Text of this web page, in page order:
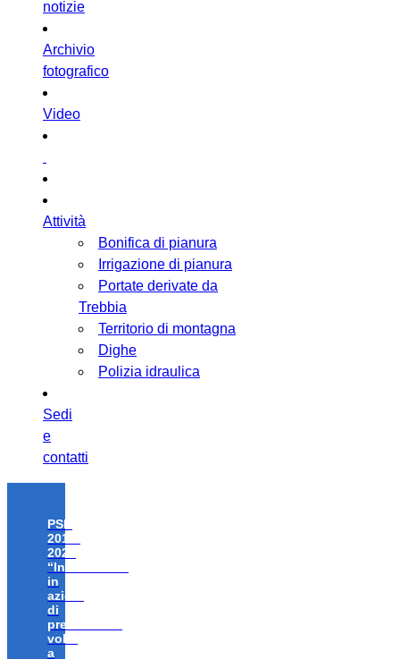
notizie
Archivio
fotografico
Video
Attività
Bonifica di pianura
Irrigazione di pianura
Portate derivate da
Trebbia
Territorio di montagna
Dighe
Polizia idraulica
Sedi
e
contatti
PSR
2014-
2020
“Investimenti
in
azioni
di
prevenzione
volte
a